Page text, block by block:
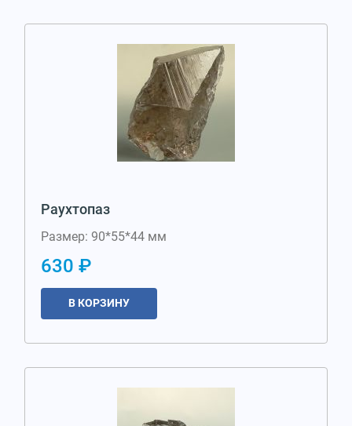
Раухтопаз
Размер: 90*55*44 мм
630 ₽
В КОРЗИНУ